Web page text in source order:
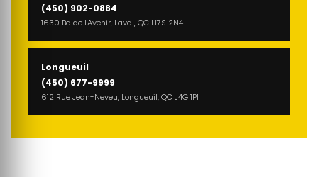
(450) 902-0884
1630 Bd de l'Avenir, Laval, QC H7S 2N4
Longueuil
(450) 677-9999
612 Rue Jean-Neveu, Longueuil, QC J4G 1P1